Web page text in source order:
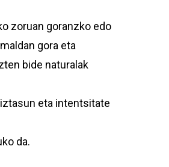
zoruan goranzko edo
gora eta
bide naturalak
eta intentsitate
da.